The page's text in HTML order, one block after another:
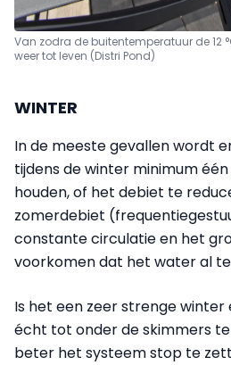
Van zodra de buitentemperatuur de 12
weer tot leven (Distri Pond)
WINTER
In de meeste gevallen wordt
tijdens de winter minimum
houden, of het debiet te
zomerdebiet
constante circulatie en het
voorkomen dat het water al
Is het een zeer strenge
écht tot onder de skimmers
beter het systeem stop te